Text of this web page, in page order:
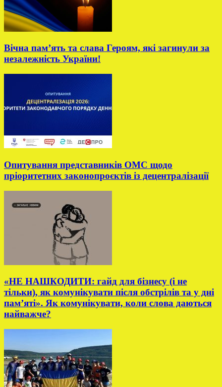
Вічна пам’ять та слава Героям, які загинули за
незалежність України!
Опитування представників ОМС щодо
пріоритетних законопроєктів із децентралізації
«НЕ НАШКОДИТИ: гайд для бізнесу (і не
тільки), як комунікувати після обстрілів та у дні
пам’яті». Як комунікувати, коли слова даються
найважче?